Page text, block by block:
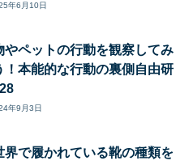
年6月10日
やペットの行動を観察してみ
！本能的な行動の裏側自由研
年9月3日
界で履かれている靴の種類を